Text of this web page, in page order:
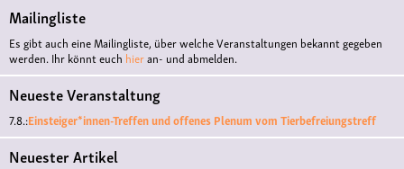
Mailingliste
Es gibt auch eine Mailingliste, über welche Veranstaltungen bekannt gegeben
werden. Ihr könnt euch hieran- und abmelden.
Neueste Veranstaltung
7.8.:Einsteiger*innen-Treffen und offenes Plenum vom Tierbefreiungstreff
Neuester Artikel